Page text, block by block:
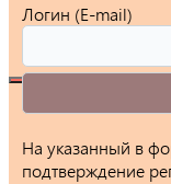
Логин (E-mail)
На указанный в
подтверждение